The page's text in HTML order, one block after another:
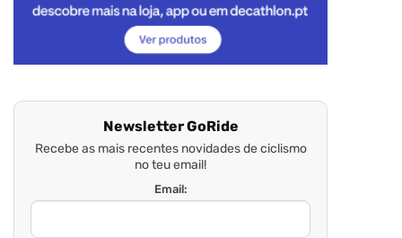
Newsletter GoRide
Recebe as mais recentes novidades de ciclismo
no teu email!
Email: